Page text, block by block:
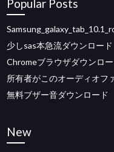
Popular Posts
少しsas本急流ダウンロード
Chromeブラウザダウンロ
所有者がこのオーディオフ
無料ブザー音ダウンロード
New